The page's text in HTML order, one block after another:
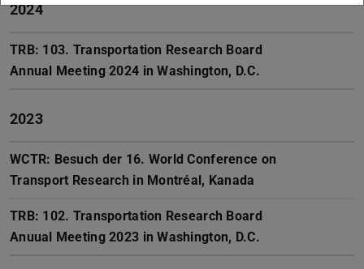
2024
TRB: 103. Transportation Research Board
Annual Meeting 2024 in Washington, D.C.
2023
WCTR: Besuch der 16. World Conference on
Transport Research in Montréal, Kanada
TRB: 102. Transportation Research Board
Anuual Meeting 2023 in Washington, D.C.